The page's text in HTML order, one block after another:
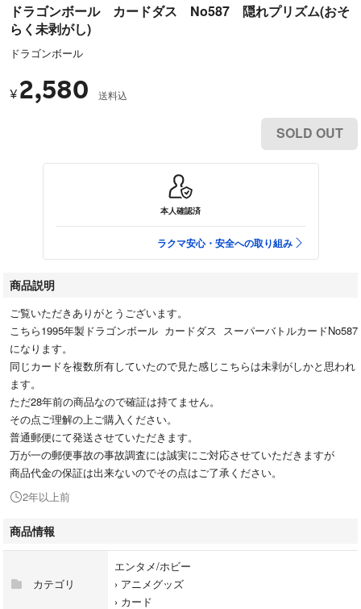
ドラゴンボール カードダス No587 隠れプリズム(おそ
らく未剥がし)
ドラゴンボール
¥ 2,580 送料込
SOLD OUT
本人確認済
ラクマ安心・安全への取り組み
商品説明
ご覧いただきありがとうございます。
こちら1995年製ドラゴンボール カードダス スーパーバトルカードNo587
になります。
同じカードを複数所有していたので見た感じこちらは未剥がしかと思われ
ます。
ただ28年前の商品なので確証は持てません。
その点ご理解の上ご購入ください。
普通郵便にて発送させていただきます。
万が一の郵便事故の事故調査には誠実にご対応させていただきますが
商品代金の保証は出来ないのでその点はご了承ください。
2年以上前
商品情報
カテゴリ
エンタメ/ホビー
› アニメグッズ
› カード